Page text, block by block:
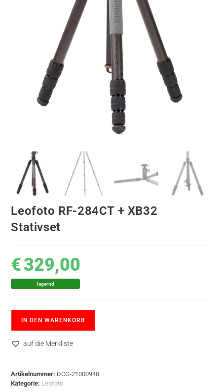
Leofoto RF-284CT + XB32
Stativset
€329,00
lagernd
IN DEN WARENKORB
auf die Merkliste
Artikelnummer: DCG-21000948
Kategorie: Leofoto